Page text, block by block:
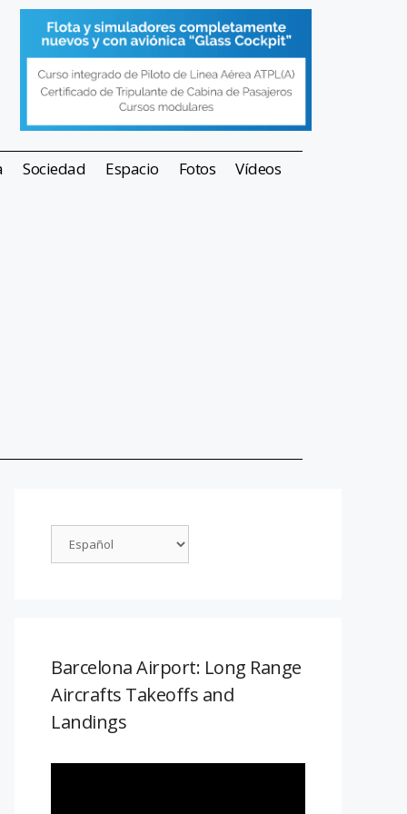
Sociedad Espacio Fotos Vídeos
Barcelona Airport: Long Range
Aircrafts Takeoffs and
Landings